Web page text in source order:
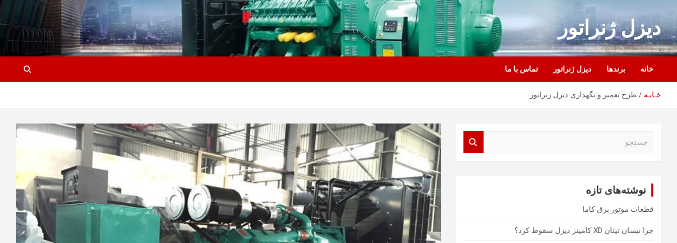
برویددیزل ژنراتور
خانه برندها دیزل ژنراتور تماس با ما
خـانـه طرح تعمیر و نگهداری دیزل ژنراتور
نوشته‌های تازه
قطعات موتور برق کاما
چرا نیسان تیتان XD کامینز دیزل سقوط کرد؟